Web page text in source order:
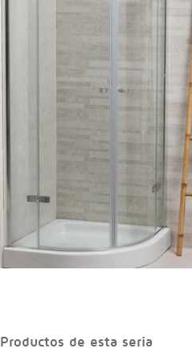
Productos de esta seria